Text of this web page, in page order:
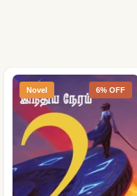
Novel 6% OFF